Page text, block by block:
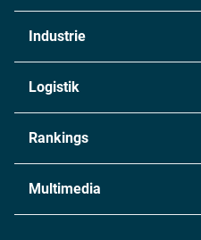
Industrie
Chemie
Metall
Energie
Logistik
Rankings
Multimedia